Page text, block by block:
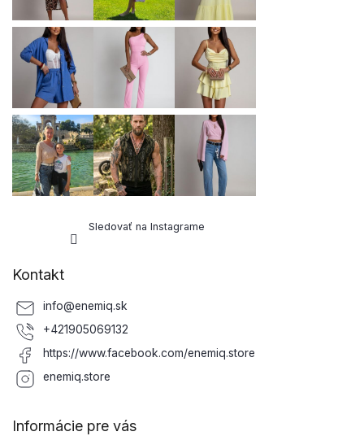
Sledovať na Instagrame
Kontakt
info@enemiq.sk
+421905069132
https://www.facebook.com/enemiq.store
enemiq.store
Informácie pre vás